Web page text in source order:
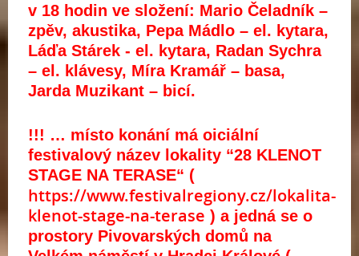
v 18 hodin ve složení: Mario Čeladník –
zpěv, akustika, Pepa Mádlo – el. kytara,
Láďa Stárek - el. kytara, Radan Sychra
– el. klávesy, Míra Kramář – basa,
Jarda Muzikant – bicí.
!!! … místo konání má oiciální
festivalový název lokality “28 KLENOT
STAGE NA TERASE“ (
https://www.festivalregiony.cz/lokalita-
klenot-stage-na-terase ) a jedná se o
prostory Pivovarských domů na